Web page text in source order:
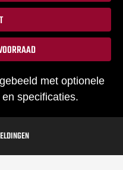
met optionele
specificaties.